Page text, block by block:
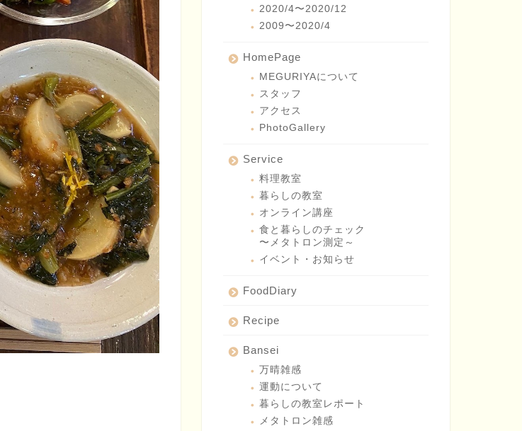
2020/4〜2020/12
2009〜2020/4
HomePage
MEGURIYAについて
スタッフ
アクセス
PhotoGallery
Service
料理教室
暮らしの教室
オンライン講座
食と暮らしのチェック
〜メタトロン測定～
イベント・お知らせ
FoodDiary
Recipe
Bansei
万晴雑感
運動について
暮らしの教室レポート
メタトロン雑感